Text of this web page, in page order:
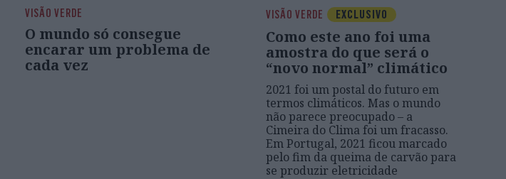
VISÃO VERDE
O mundo só consegue
encarar um problema de
cada vez
VISÃO VERDE EXCLUSIVO
Como este ano foi uma
amostra do que será o
“novo normal” climático
2021 foi um postal do futuro em
termos climáticos. Mas o mundo
não parece preocupado – a
Cimeira do Clima foi um fracasso.
Em Portugal, 2021 ficou marcado
pelo fim da queima de carvão para
se produzir eletricidade